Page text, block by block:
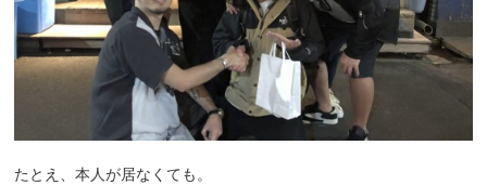
たとえ、本人が居なくても。